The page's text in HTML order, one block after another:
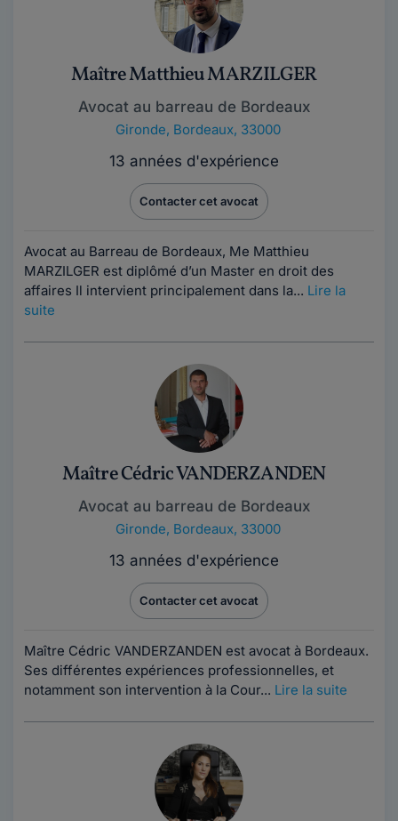
Maître Matthieu MARZILGER
Avocat au barreau de Bordeaux
Gironde, Bordeaux, 33000
13 années d'expérience
Contacter cet avocat
Avocat au Barreau de Bordeaux, Me Matthieu
MARZILGER est diplômé d’un Master en droit des
affaires Il intervient principalement dans la... Lire la
suite
Maître Cédric VANDERZANDEN
Avocat au barreau de Bordeaux
Gironde, Bordeaux, 33000
13 années d'expérience
Contacter cet avocat
Maître Cédric VANDERZANDEN est avocat à Bordeaux.
Ses différentes expériences professionnelles, et
notamment son intervention à la Cour... Lire la suite